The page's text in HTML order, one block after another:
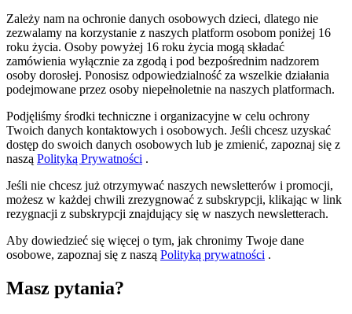
Zależy nam na ochronie danych osobowych dzieci, dlatego nie
zezwalamy na korzystanie z naszych platform osobom poniżej 16
roku życia. Osoby powyżej 16 roku życia mogą składać
zamówienia wyłącznie za zgodą i pod bezpośrednim nadzorem
osoby dorosłej. Ponosisz odpowiedzialność za wszelkie działania
podejmowane przez osoby niepełnoletnie na naszych platformach.
Podjęliśmy środki techniczne i organizacyjne w celu ochrony
Twoich danych kontaktowych i osobowych. Jeśli chcesz uzyskać
dostęp do swoich danych osobowych lub je zmienić, zapoznaj się z
naszą Polityką Prywatności .
Jeśli nie chcesz już otrzymywać naszych newsletterów i promocji,
możesz w każdej chwili zrezygnować z subskrypcji, klikając w link
rezygnacji z subskrypcji znajdujący się w naszych newsletterach.
Aby dowiedzieć się więcej o tym, jak chronimy Twoje dane
osobowe, zapoznaj się z naszą Polityką prywatności .
Masz pytania?